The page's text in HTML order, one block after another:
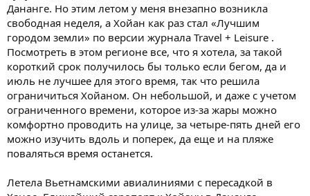
Дананге. Но этим летом у меня внезапно возникла
свободная неделя, а Хойан как раз стал «Лучшим
городом земли» по версии журнала Travel + Leisure .
Посмотреть в этом регионе все, что я хотела, за такой
короткий срок получилось бы только если бегом, да и
июль не лучшее для этого время, так что решила
ограничиться Хойаном. Он небольшой, и даже с учетом
ограниченного времени, которое из-за жары можно
комфортно проводить на улице, за четыре-пять дней его
можно изучить вдоль и поперек, да еще и на пляже
поваляться время останется.
Летела Вьетнамскими авиалиниями с пересадкой в